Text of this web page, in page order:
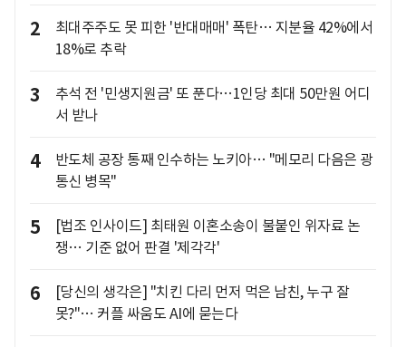
2
최대주주도 못 피한 '반대매매' 폭탄… 지분율 42%에서
18%로 추락
3
추석 전 '민생지원금' 또 푼다…1인당 최대 50만원 어디
서 받나
4
반도체 공장 통째 인수하는 노키아… "메모리 다음은 광
통신 병목"
5
[법조 인사이드] 최태원 이혼소송이 불붙인 위자료 논
쟁… 기준 없어 판결 '제각각'
6
[당신의 생각은] "치킨 다리 먼저 먹은 남친, 누구 잘
못?"… 커플 싸움도 AI에 묻는다